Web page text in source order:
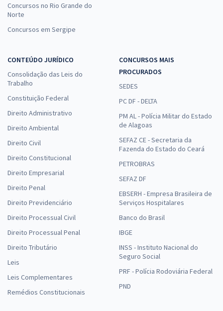
Concursos no Rio Grande do
Norte
Concursos em Sergipe
CONTEÚDO JURÍDICO
Consolidação das Leis do
Trabalho
Constituição Federal
Direito Administrativo
Direito Ambiental
Direito Civil
Direito Constitucional
Direito Empresarial
Direito Penal
Direito Previdenciário
Direito Processual Civil
Direito Processual Penal
Direito Tributário
Leis
Leis Complementares
Remédios Constitucionais
CONCURSOS MAIS
PROCURADOS
SEDES
PC DF - DELTA
PM AL - Polícia Militar do Estado
de Alagoas
SEFAZ CE - Secretaria da
Fazenda do Estado do Ceará
PETROBRAS
SEFAZ DF
EBSERH - Empresa Brasileira de
Serviços Hospitalares
Banco do Brasil
IBGE
INSS - Instituto Nacional do
Seguro Social
PRF - Polícia Rodoviária Federal
PND